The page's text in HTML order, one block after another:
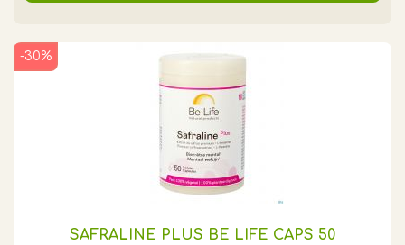
SAFRALINE PLUS BE LIFE CAPS 50
-30%